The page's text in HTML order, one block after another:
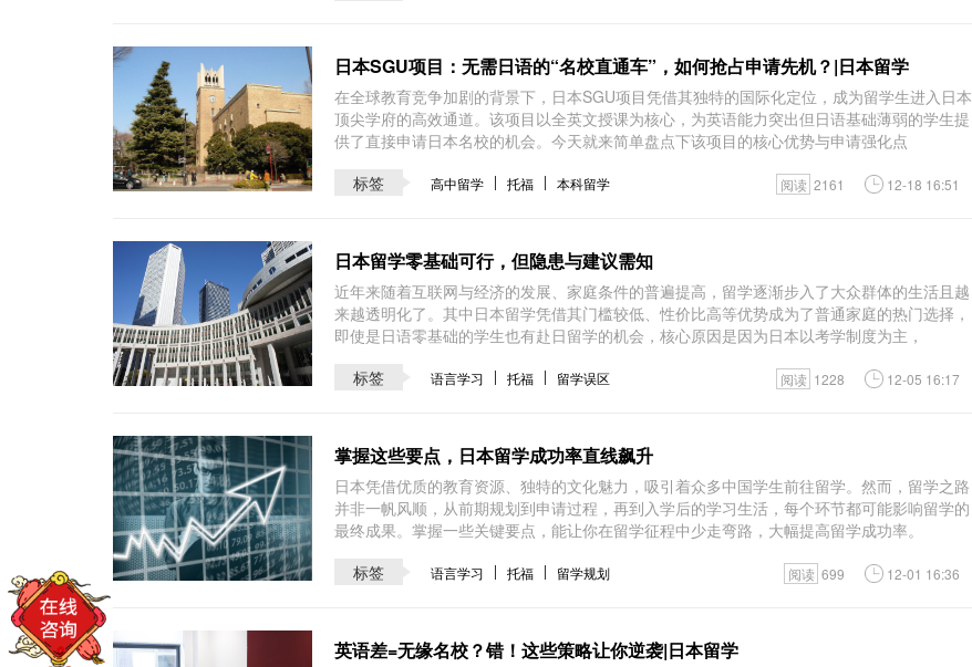
日本SGU项目：无需日语的“名校直通车”，如何抢占申请先机？|日本留学
在全球教育竞争加剧的背景下，日本SGU项目凭借其独特的国际化定位，成为留学生进入日本
顶尖学府的高效通道。该项目以全英文授课为核心，为英语能力突出但日语基础薄弱的学生提
供了直接申请日本名校的机会。今天就来简单盘点下该项目的核心优势与申请强化点
标签
高中留学 托福 本科留学 阅读 2161 12-18 16:51
日本留学零基础可行，但隐患与建议需知
近年来随着互联网与经济的发展、家庭条件的普遍提高，留学逐渐步入了大众群体的生活且越
来越透明化了。其中日本留学凭借其门槛较低、性价比高等优势成为了普通家庭的热门选择，
即使是日语零基础的学生也有赴日留学的机会，核心原因是因为日本以考学制度为主，
标签
语言学习 托福 留学误区 阅读 1228 12-05 16:17
掌握这些要点，日本留学成功率直线飙升
日本凭借优质的教育资源、独特的文化魅力，吸引着众多中国学生前往留学。然而，留学之路
并非一帆风顺，从前期规划到申请过程，再到入学后的学习生活，每个环节都可能影响留学的
最终成果。掌握一些关键要点，能让你在留学征程中少走弯路，大幅提高留学成功率。
标签
语言学习 托福 留学规划 阅读 699 12-01 16:36
英语差=无缘名校？错！这些策略让你逆袭|日本留学